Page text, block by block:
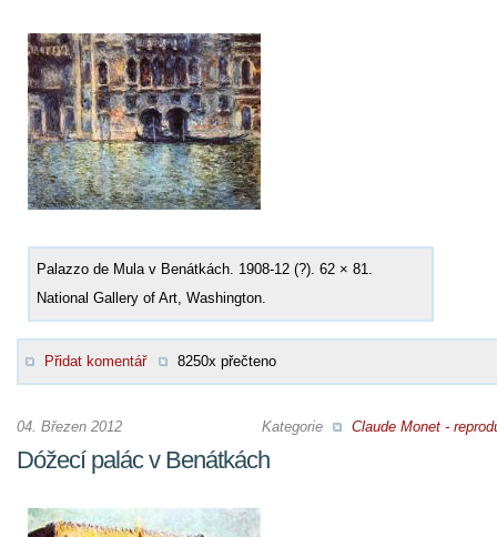
Palazzo de Mula v Benátkách. 1908-12 (?). 62 × 81.
National Gallery of Art, Washington.
Přidat komentář 8250x přečteno
Kategorie Claude Monet -
04. Březen 2012
Dóžecí palác v Benátkách